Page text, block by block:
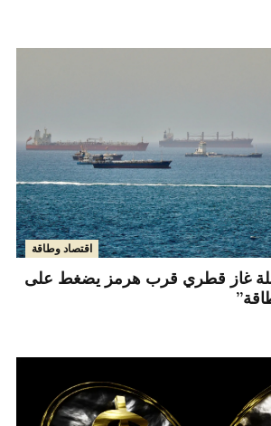
اقتصاد وطاقة
غاز قطري قرب هرمز يضغط على